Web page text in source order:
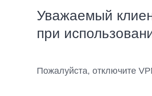
Уважаемый
при
Пожалуйста, отключите